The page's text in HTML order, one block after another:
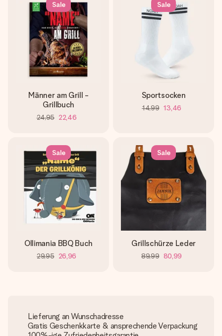
Sale
Männer am Grill -
Grillbuch
24,95 22,46
Sale
Sportsocken
14,99 13,46
Sale
Ollimania BBQ Buch
29,95 26,96
Sale
Grillschürze Leder
89,99 80,99
Lieferung an Wunschadresse
Gratis Geschenkkarte & ansprechende Verpackung